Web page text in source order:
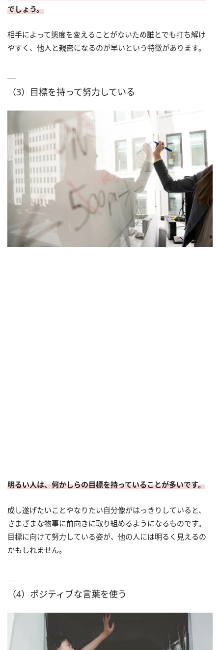
でしょう。
相手によって態度を変えることがないため誰とでも打ち解け
やすく、他人と親密になるのが早いという特徴があります。
（3）目標を持って努力している
明るい人は、何かしらの目標を持っていることが多いです。
成し遂げたいことやなりたい自分像がはっきりしていると、
さまざまな物事に前向きに取り組めるようになるものです。
目標に向けて努力している姿が、他の人には明るく見えるの
かもしれません。
（4）ポジティブな言葉を使う